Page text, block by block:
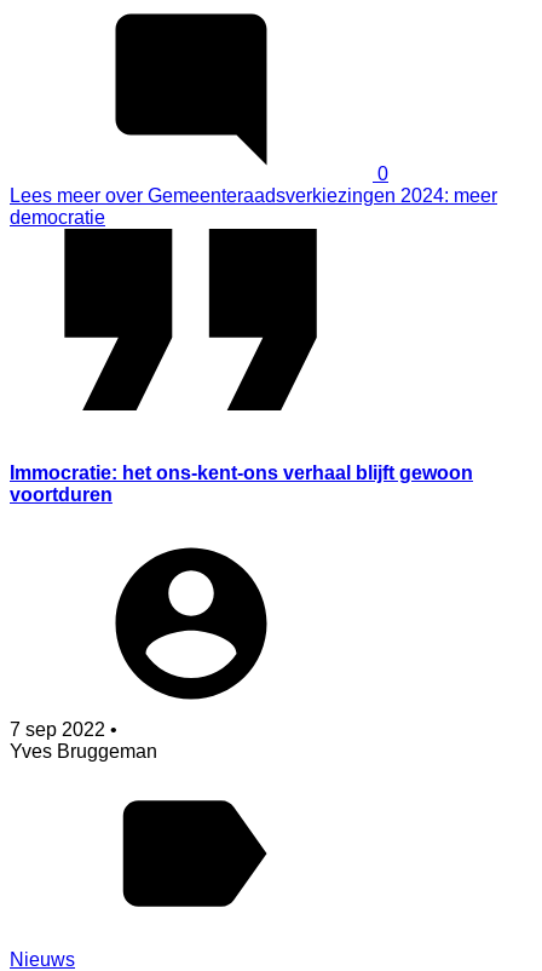
0
Lees meer over Gemeenteraadsverkiezingen 2024: meer
democratie
Immocratie: het ons-kent-ons verhaal blijft gewoon
voortduren
7 sep 2022 •
Yves Bruggeman
Nieuws